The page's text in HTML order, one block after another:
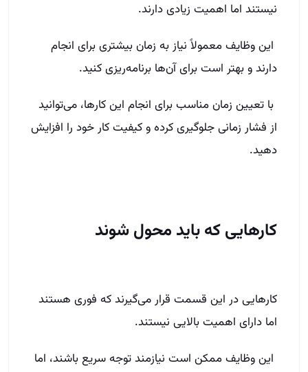
نیستند اما اهمیت زیادی دارند.
این وظایف معمولاً نیاز به زمان بیشتری برای انجام
دارند و بهتر است برای آن‌ها برنامه‌ریزی کنید.
با تعیین زمان مناسب برای انجام این کارها، می‌توانید
از فشار زمانی جلوگیری کرده و کیفیت کار خود را افزایش
دهید.
کارهایی که باید محول شوند
کارهایی در این قسمت قرار می‌گیرند که فوری هستند
اما دارای اهمیت بالایی نیستند.
این وظایف ممکن است نیازمند توجه سریع باشند، اما